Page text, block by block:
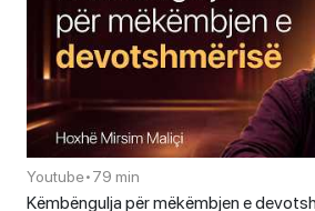
Youtube•79 min
Këmbëngulja për mëkëmbjen e